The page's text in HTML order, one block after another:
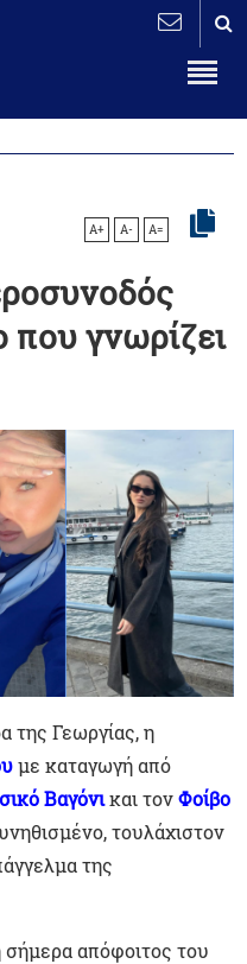
A+ A- A=
που γνωρίζει
της Γεωργίας, η
με καταγωγή από
Βαγόνικαι τονΦοίβο
τουλάχιστον
της
απόφοιτος του